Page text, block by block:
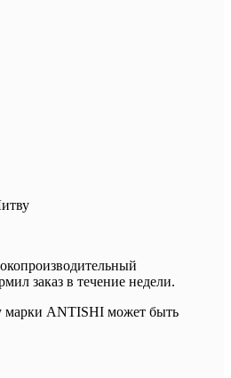
заказ в течение недели.
марки ANTISHI может быть